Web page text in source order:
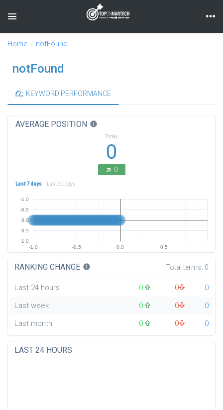
Toggle navigation
Home notFound
notFound
KEYWORD PERFORMANCE
AVERAGE POSITION info
Today
0
0
Last 7 days Last 30 days
-1.0 -0.5 0.0 0.5
-1.0
-0.5
0.0
0.5
1.0
RANKING CHANGE info Total terms: 0
Last 24 hours 0 0
0
Last week
0 0
0
Last month
0 0 0
LAST 24 HOURS